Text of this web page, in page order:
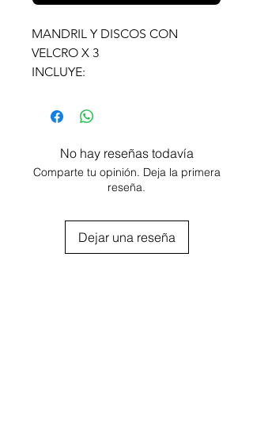
MANDRIL Y DISCOS CON
VELCRO X 3
INCLUYE:
3 DISCOS CON VELCRO 2 CM
No hay reseñas todavía
Comparte tu opinión. Deja la primera
reseña.
Dejar una reseña